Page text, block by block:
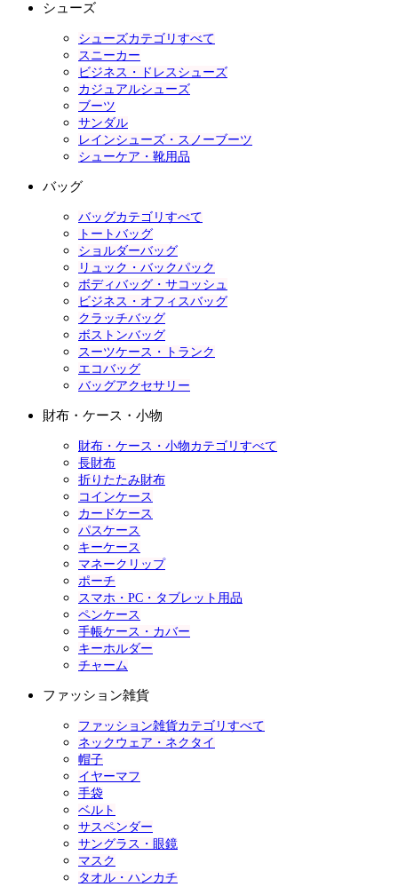
シューズ
シューズカテゴリすべて
スニーカー
ビジネス・ドレスシューズ
カジュアルシューズ
ブーツ
サンダル
レインシューズ・スノーブーツ
シューケア・靴用品
バッグ
バッグカテゴリすべて
トートバッグ
ショルダーバッグ
リュック・バックパック
ボディバッグ・サコッシュ
ビジネス・オフィスバッグ
クラッチバッグ
ボストンバッグ
スーツケース・トランク
エコバッグ
バッグアクセサリー
財布・ケース・小物
財布・ケース・小物カテゴリすべて
長財布
折りたたみ財布
コインケース
カードケース
パスケース
キーケース
マネークリップ
ポーチ
スマホ・PC・タブレット用品
ペンケース
手帳ケース・カバー
キーホルダー
チャーム
ファッション雑貨
ファッション雑貨カテゴリすべて
ネックウェア・ネクタイ
帽子
イヤーマフ
手袋
ベルト
サスペンダー
サングラス・眼鏡
マスク
タオル・ハンカチ